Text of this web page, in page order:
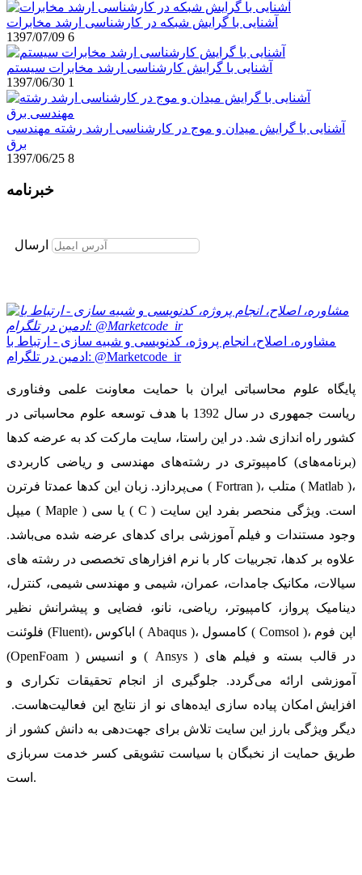
آشنایی با گرایش شبکه در کارشناسی ارشد مخابرات
1397/07/09 6
آشنایی با گرایش کارشناسی ارشد مخابرات سیستم
1397/06/30 1
آشنایی با گرایش میدان و موج در کارشناسی ارشد رشته مهندسی
برق
1397/06/25 8
خبرنامه
ارسال
مشاوره، اصلاح، انجام پروژه، کدنویسی و شبیه سازی - ارتباط با
ادمین در تلگرام: @Marketcode_ir
پایگاه علوم محاسباتی ایران با حمایت معاونت علمی وفناوری
ریاست جمهوری در سال 1392 با هدف توسعه علوم محاسباتی در
کشور راه اندازی شد. در این راستا، سایت مارکت کد به عرضه کدها
(برنامه‌های) کامپیوتری در رشته‌های مهندسی و ریاضی کاربردی
می‌پردازد. زبان این کدها عمدتا فرترن ( Fortran )، متلب ( Matlab )،
میپل ( Maple ) یا سی ( C ) است. ویژگی منحصر بفرد این سایت
وجود مستندات و فیلم آموزشی برای کدهای عرضه شده می‌باشد.
علاوه بر کدها، تجربیات کار با نرم افزارهای تخصصی در رشته های
سیالات، مکانیک جامدات، عمران، شیمی و مهندسی شیمی، کنترل،
دینامیک پرواز، کامپیوتر، ریاضی، نانو، فضایی و پیشرانش نظیر
فلوئنت (Fluent)، اباکوس ( Abaqus )، کامسول ( Comsol )، اپن فوم
(OpenFoam ) و انسیس ( Ansys ) در قالب بسته‌ و فیلم های
آموزشی ارائه می‌گردد. جلوگیری از انجام تحقیقات تکراری و
افزایش امکان پیاده سازی ایده‌های نو از نتایج این فعالیت‌هاست.
دیگر ویژگی بارز این سایت تلاش برای جهت‌دهی به دانش کشور از
طریق حمایت از نخبگان با سیاست تشویقی کسر خدمت سربازی
است.